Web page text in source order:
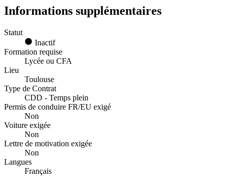
Informations supplémentaires
Statut
Inactif
Formation requise
Lycée ou CFA
Lieu
Toulouse
Type de Contrat
CDD - Temps plein
Permis de conduire FR/EU exigé
Non
Voiture exigée
Non
Lettre de motivation exigée
Non
Langues
Français